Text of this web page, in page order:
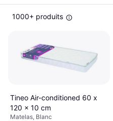
1000+ produits
Tineo Air-conditioned 60 x
120 x 10 cm
Matelas, Blanc